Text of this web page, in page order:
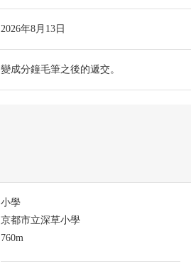
2026年8月13日
變成分鐘毛筆之後的遞交。
小學
京都市立深草小學
760m